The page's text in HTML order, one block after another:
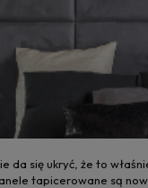
się ukryć, że to
tapicerowane są